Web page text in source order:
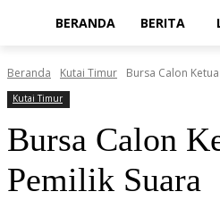
BERANDA BERITA
Beranda Kutai Timur Bursa Calon
Kutai Timur
Bursa Calon
Pemilik Suara